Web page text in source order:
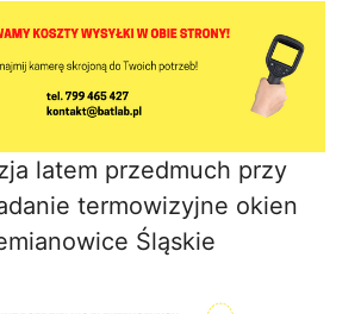
latem przedmuch przy
termowizyjne okien
Śląskie